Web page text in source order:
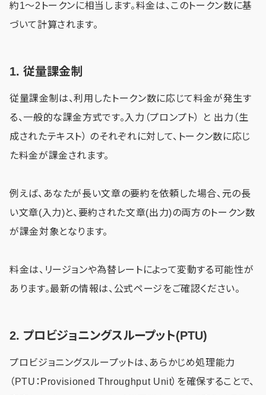
約1～2トークンに相当します。料金は、このトークン数に基
づいて計算されます。
1. 従量課金制
従量課金制は、利用したトークン数に応じて料金が発生す
る、一般的な課金方式です。入力（プロンプト） と 出力（生
成されたテキスト） のそれぞれに対して、トークン数に応じ
た料金が課金されます。
例えば、あなたが長い文章の要約を依頼した場合、元の長
い文章(入力)と、要約された文章(出力)の両方のトークン数
が課金対象となります。
料金は、リージョンや為替レートによって変動する可能性が
あります。最新の情報は、公式ページをご確認ください。
2. プロビジョニングスループット(PTU)
プロビジョニングスループットは、あらかじめ処理能力
（PTU：Provisioned Throughput Unit）を確保することで、